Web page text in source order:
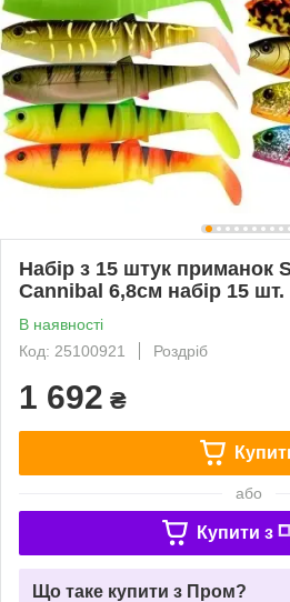
Набір з 15 штук приманок
Cannibal 6,8см набір 15 шт.
В наявності
Код: 25100921
Роздріб
1 692 ₴
або
Купити з
Що таке купити з Пром?